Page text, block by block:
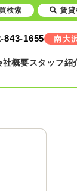
843-1655 南大
社概要スタッフ紹
検索 賃貸